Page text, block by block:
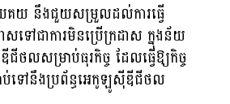
ន័យគយ នឹងជួយសម្រួលដល់ការធ្វើ
ាសទៅជាការមិនប្រើក្រដាស ក្នុងន័យ
ថលសម្រាប់ធុរកិច្ច ដែលធ្វើឱ្យកិច្ច
ាប់ទៅនឹងប្រព័ន្ធអេកូឡូស៊ីឌីជីថល